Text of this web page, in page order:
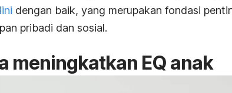
dengan baik, yang merupakan fondasi
pribadi dan sosial.
meningkatkan EQ anak